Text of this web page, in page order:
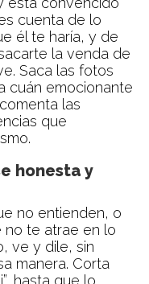
cuenta de lo
él te haría, y de
la venda de
Saca las fotos
cuán emocionante
las
que
honesta y
no entienden, o
no te atrae en lo
ve y dile, sin
manera. Corta
hasta que lo